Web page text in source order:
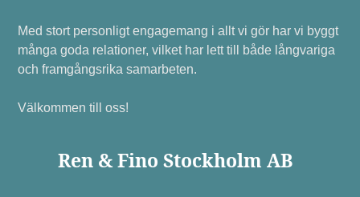
Med stort personligt engagemang i allt vi gör har vi byggt
många goda relationer, vilket har lett till både långvariga
och framgångsrika samarbeten.
Välkommen till oss!
Ren & Fino Stockholm AB